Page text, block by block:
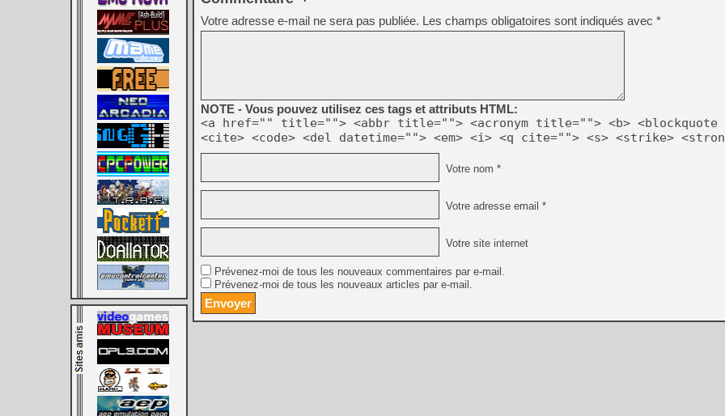
Votre adresse e-mail ne sera pas publiée. Les champs obligatoires sont indiqués avec *
NOTE - Vous pouvez utilisez ces tags et attributs HTML:
<a href="" title=""> <abbr title=""> <acronym title=""> <b> <blockquote
<cite> <code> <del datetime=""> <em> <i> <q cite=""> <s> <strike>
Votre nom *
Votre adresse email *
Votre site internet
Prévenez-moi de tous les nouveaux commentaires par e-mail.
Prévenez-moi de tous les nouveaux articles par e-mail.